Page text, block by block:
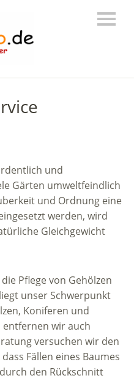
und
Gärten umweltfeindlich
und Ordnung eine
werden, wird
Gleichgewicht
Pflege von Gehölzen
unser Schwerpunkt
Koniferen und
entfernen wir auch
versuchen wir den
Fällen eines Baumes
den Rückschnitt